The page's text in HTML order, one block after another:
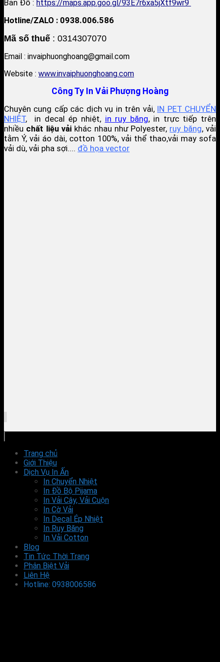
Bản Đồ : https://maps.app.goo.gl/93E7r6xa5jXtf9wr9
Hotline/ZALO : 0938.006.586
Mã số thuế : 0314307070
Email : invaiphuonghoang@gmail.com
Website : www.invaiphuonghoang.com
Công Ty In Vải Phượng Hoàng
Chuyên cung cấp các dịch vụ in trên vải, IN PET CHUYỂN
NHIỆT, in decal ép nhiệt, in ruy băng, in trực tiếp trên
nhiều chất liệu vảikhác nhau như Polyester, ruy băng, vải
tằm Ý, vải áo dài, cotton 100%, vải thể thao,vải may sofa
vải dù, vải pha sợi.... đồ họa vector
Trang chủ
Giới Thiệu
Dịch Vụ In Ấn
In Chuyển Nhiệt
In Đồ Bộ Pijama
In Vải Cây, Vải Cuộn
In Cờ Vải
In Decal Ép Nhiệt
In Ruy Băng
In Vải Cotton
Blog
Tin Tức Thời Trang
Phân Biệt Vải
Liên Hệ
Hotline: 0938006586